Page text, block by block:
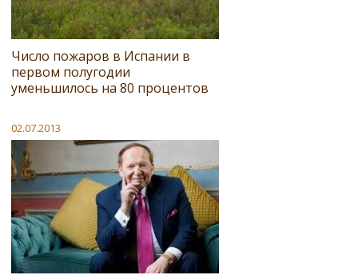
Число пожаров в Испании в
первом полугодии
уменьшилось на 80 процентов
02.07.2013